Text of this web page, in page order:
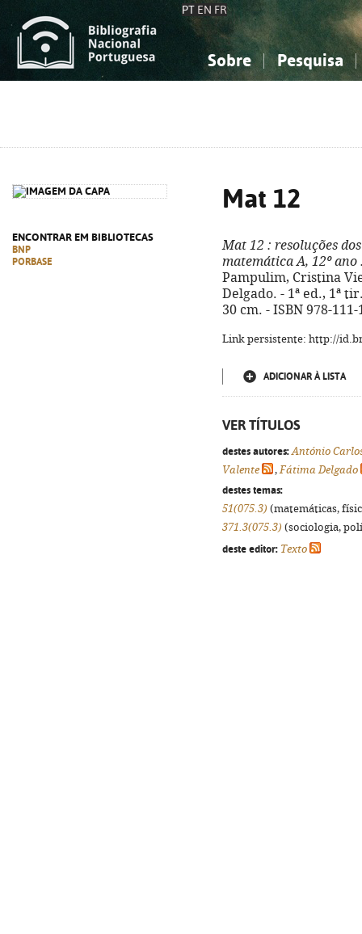
PT EN FR
Sobre Pesquisa
ENCONTRAR EM BIBLIOTECAS
BNP
PORBASE
Mat 12
Mat 12 : resoluções
matemática A, 12º ano
Pampulim, Cristina
Delgado. - 1ª ed., 1ª
30 cm. - ISBN 978-111-
Link persistente: http://
ADICIONAR À LISTA
VER TÍTULOS
destes autores: António
Valente
,Fátima Delgado
destes temas:
51(075.3) (matemáticas,
371.3(075.3) (sociologia,
deste editor: Texto